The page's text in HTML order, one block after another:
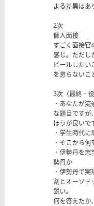
よる差異はあ
2次
個人面接
すごく面接官
感じ。ただし
ピールしたい
を怠らないこ
3次（最終・役
・あなたが
な題目ですが
ほうが良いで
・学生時代に
・そこから
・伊勢丹を
勢丹か
・伊勢丹で
割とオーソド
鋭い。
何を答えたか